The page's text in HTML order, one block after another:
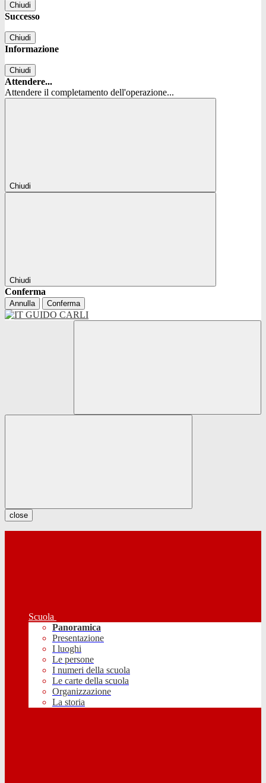
Chiudi
Successo
Chiudi
Informazione
Chiudi
Attendere...
Attendere il completamento dell'operazione...
Chiudi
Chiudi
Conferma
Annulla Conferma
close
Scuola
Panoramica
Presentazione
I luoghi
Le persone
I numeri della scuola
Le carte della scuola
Organizzazione
La storia